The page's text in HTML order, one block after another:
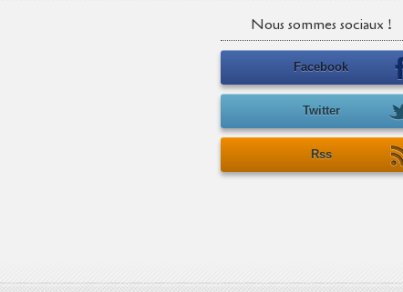
Nous sommes sociaux !
Facebook
Twitter
Rss